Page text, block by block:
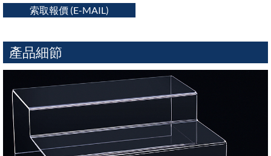
索取報價 (E-MAIL)
產品細節